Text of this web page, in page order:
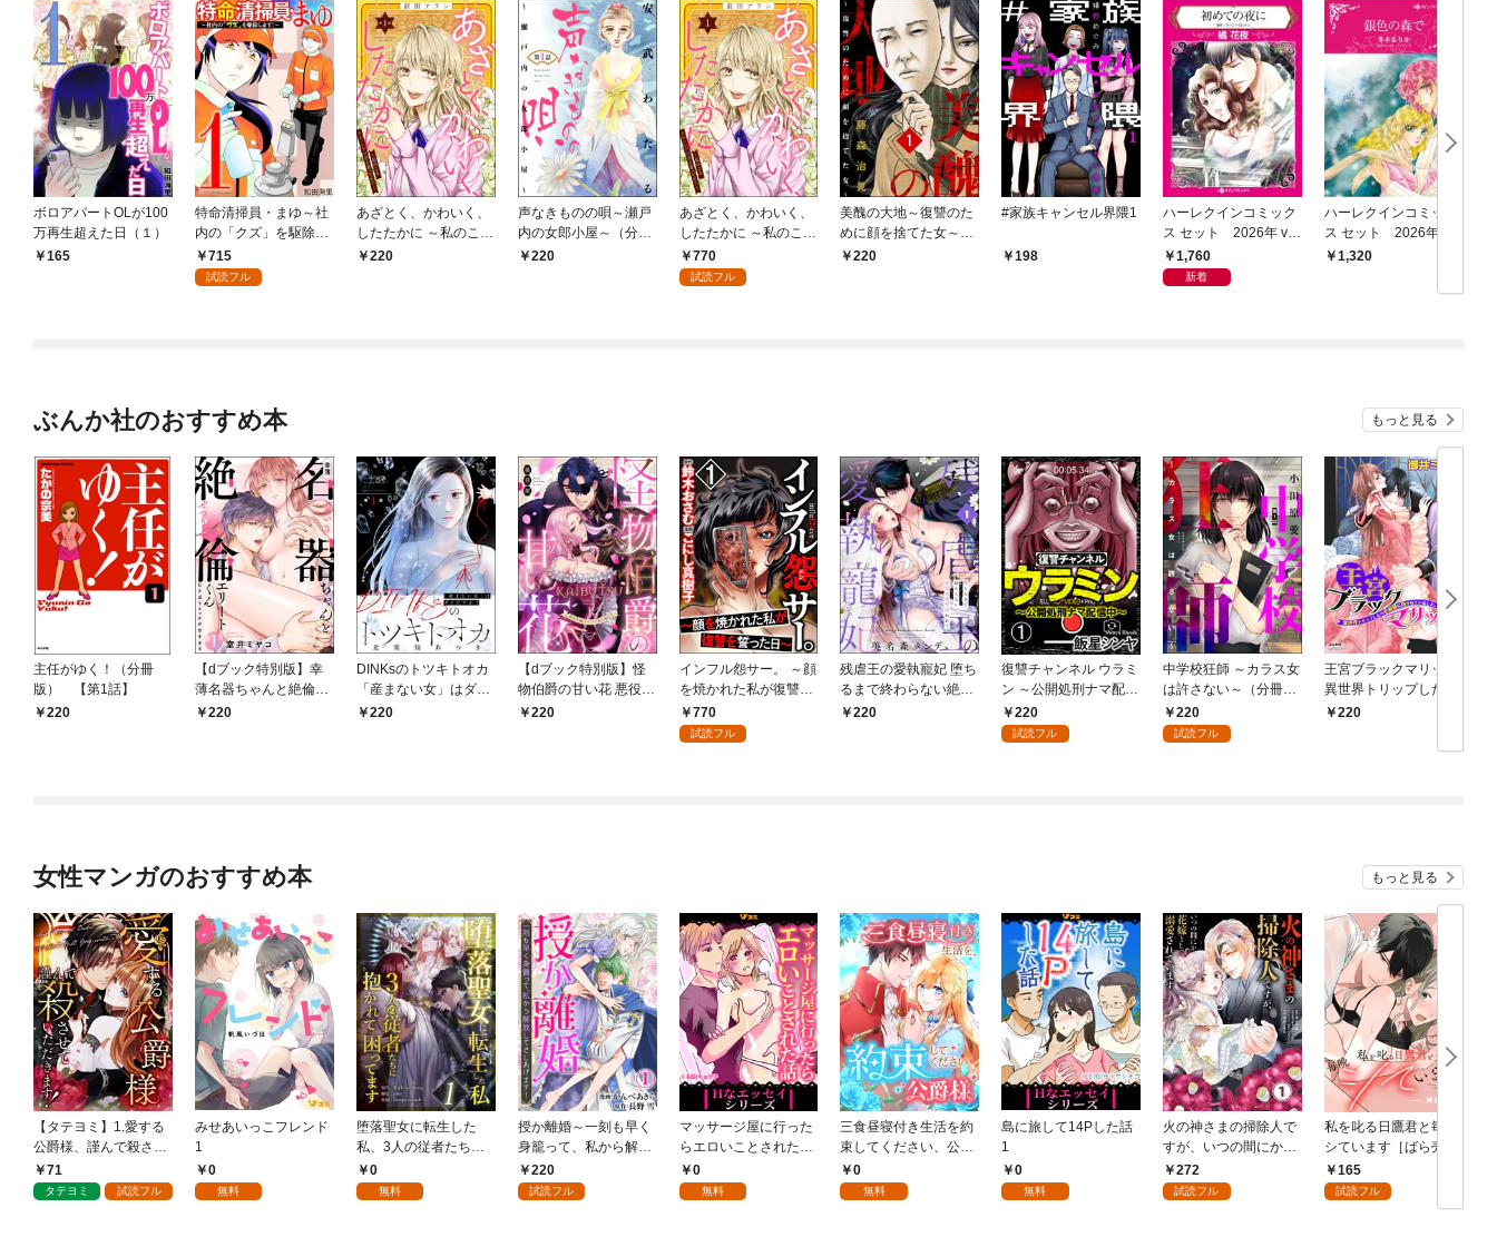
ボロアパートOLが100
万再生超えた日（１）
165
特命清掃員・まゆ～社
内の「クズ」を駆除し
ます！～ デジコレ DIG
ITAL COMICS（１）
715
試読フル
あざとく、かわいく、
したたかに ～私のこ
と、かわいいだけだと
220
声なきものの唄～瀬戸
内の女郎小屋～（分冊
版）女の競り市 【第
220
あざとく、かわいく、
したたかに ～私のこ
と、かわいいだけだと
思ってた？～ （1）
770
試読フル
美醜の大地～復讐のた
めに顔を捨てた女～
（分冊版）泥棒女
220
#家族キャンセル界隈1
198
ハーレクインコミック
ス セット 2026年 vo
l.1064
1,760
新着
ハーレクインコミック
ス セット 2026年 vo
l.993
1,320
ぶんか社のおすすめ本 もっと見る
主任がゆく！（分冊
版） 【第1話】
220
【dブック特別版】幸
薄名器ちゃんと絶倫エ
リートくん むさぼりエ
220
DINKsのトツキトオカ
「産まない女」はダメ
ですか？（分冊版）
220
【dブック特別版】怪
物伯爵の甘い花 悪役令
嬢はベッドで乱れ散る
220
インフル怨サー。 ～顔
を焼かれた私が復讐を
誓った日～ （1）
770
試読フル
残虐王の愛執寵妃 堕ち
るまで終わらない絶頂
夜伽で囚われて（分冊
220
復讐チャンネル ウラミ
ン ～公開処刑ナマ配信
中～（分冊版） 【第
1話】
220
試読フル
中学校狂師 ～カラス女
は許さない～（分冊
版） 【第1話】
220
試読フル
王宮ブラックマリッジ
異世界トリップしたら
宰相様に抱かれていま
式は夢の中で！？
220
女性マンガのおすすめ本 もっと見る
【タテヨミ】1.愛する
公爵様、謹んで殺させ
ていただきます！
71
タテヨミ 試読フル
みせあいっこフレンド
1
0
無料
堕落聖女に転生した
私、3人の従者たちに
抱かれて困ってます 第
1話
0
無料
授か離婚～一刻も早く
身籠って、私から解放
してさしあげます！1
220
試読フル
マッサージ屋に行った
らエロいことされた話
1 0
無料
三食昼寝付き生活を約
束してください、公爵
様 1話
0
無料
島に旅して14Pした話
1
0
無料
火の神さまの掃除人で
すが、いつの間にか花
嫁として溺愛されてい
ます【単話】（１）
272
試読フル
私を叱る日鷹君と毎晩
シています［ばら売
り］ 第1話
165
試読フル